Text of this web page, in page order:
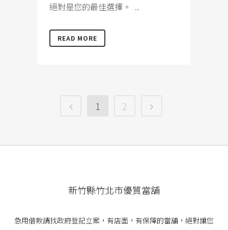
絕對是您的最佳選擇。 ...
READ MORE
1 2
新竹縣竹北市優質當舖
急用借款請找政府登記立案，有店面，有保障的當舖，絕對讓您